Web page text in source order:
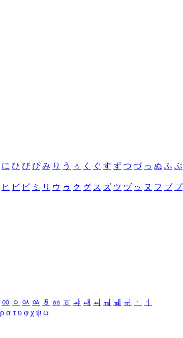
に ひ び ぴ み り う ぅ く ぐ す ず つ づ っ ぬ ふ ぶ
ヒ ビ ピ ミ リ ウ ゥ ク グ ス ズ ツ ヅ ッ ヌ フ ブ プ
ㆀ ㆁ ㆂ ㆃ ㆄ ㆅ ㆆ ㆇ ㆈ ㆉ ㆊ ㆋ ㆌ ㆍ
ㆎ
ρ σ τ υ φ χ ψ ω